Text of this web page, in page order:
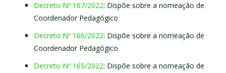
Decreto Nº 167/2022: Dispõe sobre a nomeação de
Coordenador Pedagógico
Decreto Nº 166/2022: Dispõe sobre a nomeação de
Coordenador Pedagógico
Decreto Nº 165/2022: Dispõe sobre a nomeação de